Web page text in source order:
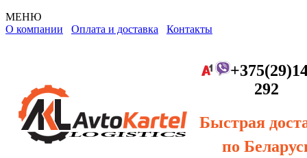
МЕНЮ
О компании Оплата и доставка Контакты
292
Быстрая
по